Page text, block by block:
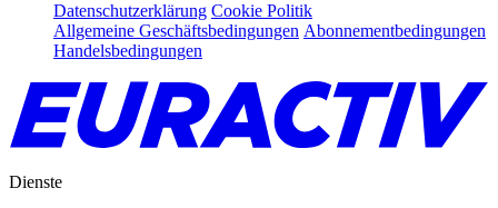
Datenschutzerklärung Cookie Politik
Allgemeine Geschäftsbedingungen Abonnementbedingungen
Handelsbedingungen
Dienste